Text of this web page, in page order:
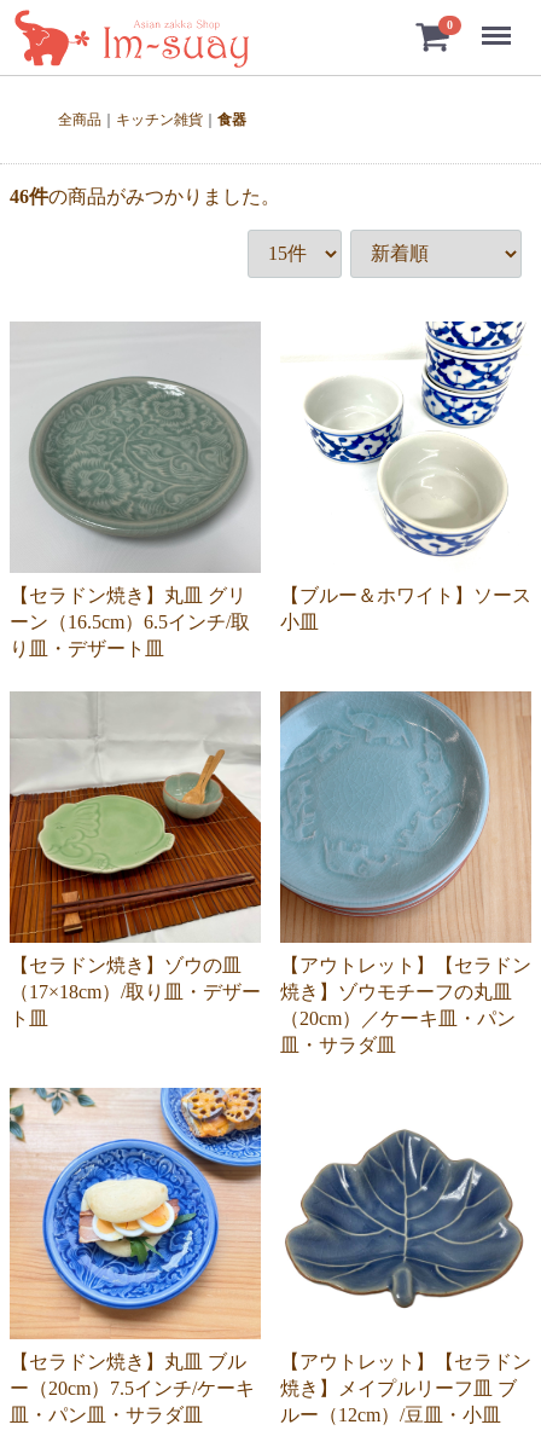
0 Menu
全商品 キッチン雑貨 食器
46件の商品がみつかりました。
【セラドン焼き】丸皿 グリ
ーン（16.5cm）6.5インチ/取
り皿・デザート皿
【ブルー＆ホワイト】ソース
小皿
【セラドン焼き】ゾウの皿
（17×18cm）/取り皿・デザー
ト皿
【アウトレット】【セラドン
焼き】ゾウモチーフの丸皿
（20cm）／ケーキ皿・パン
皿・サラダ皿
【セラドン焼き】丸皿 ブル
ー（20cm）7.5インチ/ケーキ
皿・パン皿・サラダ皿
【アウトレット】【セラドン
焼き】メイプルリーフ皿 ブ
ルー（12cm）/豆皿・小皿